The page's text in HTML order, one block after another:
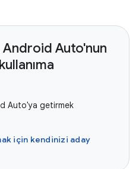
Auto'nun
Auto'ya getirmek
için kendinizi aday